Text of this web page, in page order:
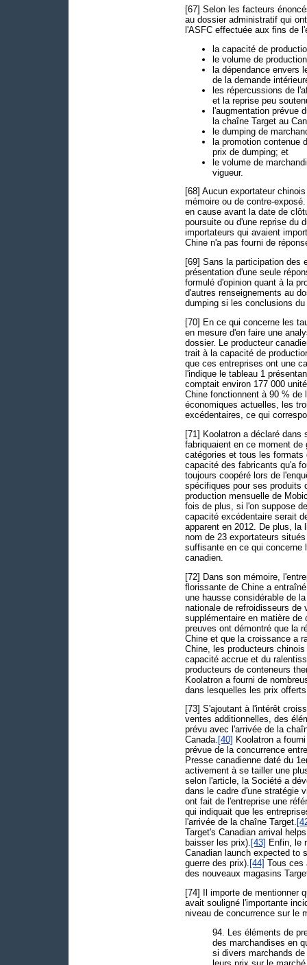
[67] Selon les facteurs
au dossier administratif qui
l'ASFC effectuée aux fins de
la capacité de
le volume de
la dépendance envers
de la demande
les répercussions de
et la reprise peu
l'augmentation prévue
la chaîne Target au
le dumping de
la promotion contenue
prix de dumping; et
le volume de
vigueur.
[68] Aucun exportateur
mémoire ou de contre-
en cause avant la date de
poursuite ou d'une reprise du
importateurs qui avaient
Chine n'a pas fourni de
[69] Sans la participation des
présentation d'une seule
formulé d'opinion quant à la
d'autres renseignements au
dumping si les conclusions
[70] En ce qui concerne les
en mesure d'en faire une
dossier. Le producteur
trait à la capacité de
que ces entreprises ont une
l'indique le tableau 1
comptait environ 177 000
Chine fonctionnent à 90 %
économiques actuelles, les
excédentaires, ce qui
[71] Koolatron a déclaré dans
fabriquaient en ce moment
catégories et tous les formats
capacité des fabricants qu'a
toujours coopéré lors de
spécifiques pour ses produits
production mensuelle de
fois de plus, si l'on suppose
capacité excédentaire serait
apparent en 2012. De plus, la
nom de 23 exportateurs
suffisante en ce qui concerne
canadien.
[72] Dans son mémoire,
florissante de Chine a
une hausse considérable de
nationale de refroidisseurs de
supplémentaire en matière
preuves ont démontré que la
Chine et que la croissance a
Chine, les producteurs
capacité accrue et du
producteurs de conteneurs
Koolatron a fourni de
dans lesquelles les prix
[73] S'ajoutant à l'intérêt
ventes additionnelles, des
prévu avec l'arrivée de la
Canada. [40] Koolatron a
prévue de la concurrence
Presse canadienne daté du
activement à se tailler une
selon l'article, la Société a
dans le cadre d'une stratégie
ont fait de l'entreprise une
qui indiquait que les
l'arrivée de la chaîne Target.
Target's Canadian arrival
baisser les prix). [43] Enfin, le
Canadian launch expected to
guerre des prix). [44] Tous ces
des nouveaux magasins
[74] Il importe de mentionner
avait souligné l'importante
niveau de concurrence sur le
94. Les éléments de
des marchandises en
si divers marchands